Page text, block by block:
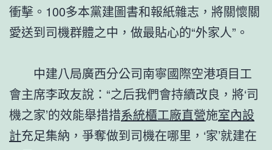
衝擊。100多本黨建圖書和報紙雜志，將關懷關
愛送到司機群體之中，做最貼心的“外家人”。
中建八局廣西分公司南寧國際空港項目工
會主席李政友說：“之后我們會持續改良，將‘司
機之家’的效能舉措措系統櫃工廠直營施室內設
計充足集納，爭奪做到司機在哪里，‘家’就建在